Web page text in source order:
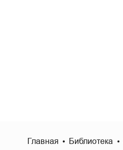
Библиотека
Главная